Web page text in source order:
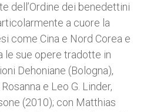
dell’Ordine dei benedettini
a cuore la
come Cina e Nord Corea e
le sue opere tradotte in
Dehoniane (Bologna),
e Leo G. Linder,
(2010); con Matthias